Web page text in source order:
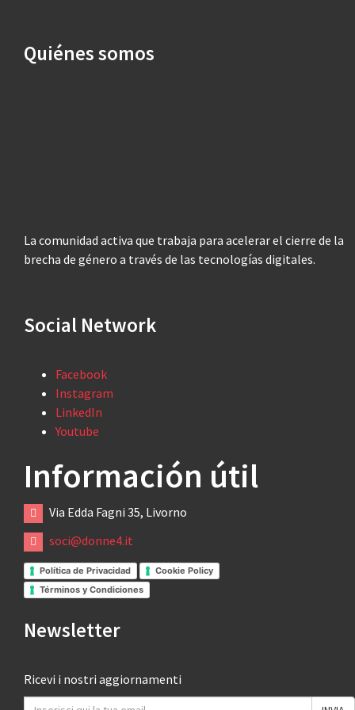
Quiénes somos
La comunidad activa que trabaja para acelerar el cierre de la
brecha de género a través de las tecnologías digitales.
Social Network
Facebook
Instagram
LinkedIn
Youtube
Información útil
Via Edda Fagni 35, Livorno
soci@donne4.it
Política de Privacidad
Cookie Policy
Términos y Condiciones
Newsletter
Ricevi i nostri aggiornamenti